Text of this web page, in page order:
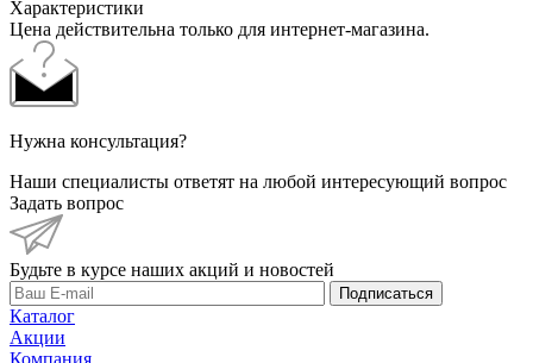
Характеристики
Цена действительна только для интернет-магазина.
Нужна консультация?
Наши специалисты ответят на любой интересующий вопрос
Задать вопрос
Будьте в курсе наших акций и новостей
Подписаться
Каталог
Акции
Компания